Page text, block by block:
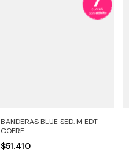
BANDERAS BLUE SED. M EDT
COFRE
$51.410